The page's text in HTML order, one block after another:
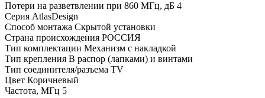
Потери на разветвлении при 860 МГц, дБ 4
Серия AtlasDesign
Способ монтажа Скрытой установки
Страна происхождения РОССИЯ
Тип комплектации Механизм с накладкой
Тип крепления В распор (лапками) и винтами
Тип соединителя/разъема TV
Цвет Коричневый
Частота, МГц 5